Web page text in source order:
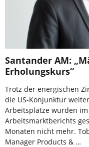
Santander AM:
Erholungskurs“
Trotz der energischen
die US-Konjunktur
Arbeitsplätze wurden
Arbeitsmarktberichts
Monaten nicht mehr.
Manager Products & …